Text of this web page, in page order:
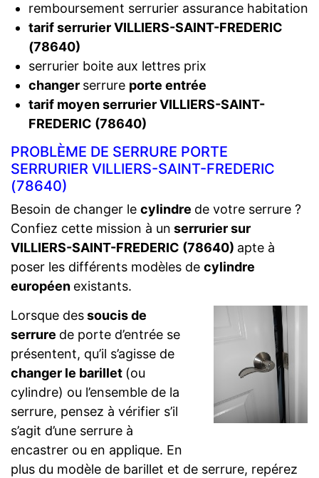
remboursement serrurier assurance habitation
tarif serrurier VILLIERS-SAINT-FREDERIC
(78640)
serrurier boite aux lettres prix
changer serrure porte entrée
tarif moyen serrurier VILLIERS-SAINT-
FREDERIC (78640)
PROBLÈME DE SERRURE PORTE
SERRURIER VILLIERS-SAINT-FREDERIC
(78640)
Besoin de changer le cylindre de votre serrure ?
Confiez cette mission à un serrurier sur
VILLIERS-SAINT-FREDERIC (78640) apte à
poser les différents modèles de cylindre
européen existants.
Lorsque dessoucis de
serrure de porte d’entrée se
présentent, qu’il s’agisse de
changer le barillet (ou
cylindre) ou l’ensemble de la
serrure, pensez à vérifier s’il
s’agit d’une serrure à
encastrer ou en applique. En
plus du modèle de barillet et de serrure, repérez